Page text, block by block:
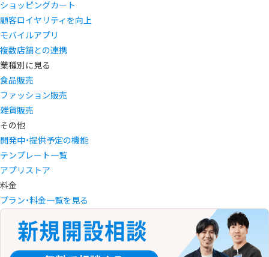
ショッピングカート
顧客ロイヤリティを向上
モバイルアプリ
複数店舗との連携
業種別に見る
食品販売
ファッション販売
雑貨販売
その他
開発中・提供予定の機能
テンプレート一覧
アプリストア
料金
プラン・料金一覧を見る